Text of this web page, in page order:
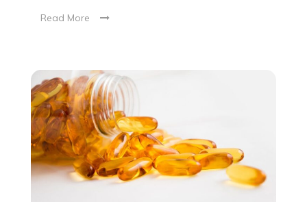
Read More